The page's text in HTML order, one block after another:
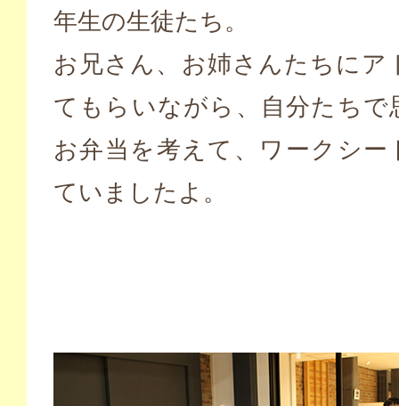
年生の生徒たち。
お兄さん、お姉さんたちにア
てもらいながら、自分たちで
お弁当を考えて、ワークシー
ていましたよ。